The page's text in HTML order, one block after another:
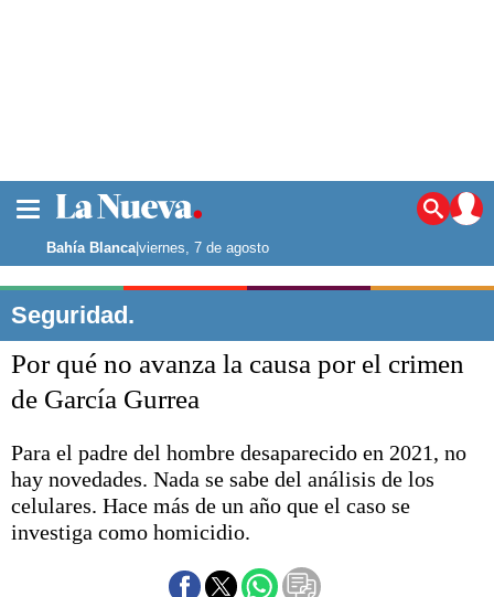
Noticias
La ciudad
Punta Alta
El mundo
Deportes
Escenario Olímpico
Liga del Sur
Básquetbol
Fútbol
Federal A
Bahía Blanca|viernes, 7 de agosto
Seguridad.
Por qué no avanza la causa por el crimen
de García Gurrea
Para el padre del hombre desaparecido en 2021, no
hay novedades. Nada se sabe del análisis de los
celulares. Hace más de un año que el caso se
investiga como homicidio.